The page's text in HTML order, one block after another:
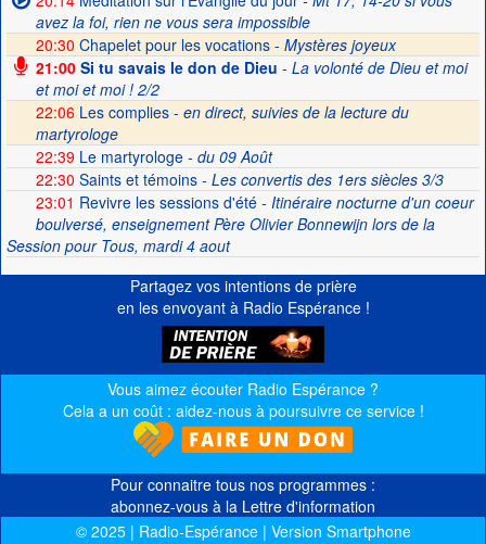
avez la foi, rien ne vous sera impossible
20:30 Chapelet pour les vocations - Mystères joyeux
21:00Si tu savais le don de Dieu - La volonté de Dieu et moi
et moi et moi ! 2/2
22:06 Les complies - en direct, suivies de la lecture du
martyrologe
22:39Le martyrologe- du 09 Août
22:30 Saints et témoins- Les convertis des 1ers siècles 3/3
23:01 Revivre les sessions d'été- Itinéraire nocturne d'un coeur
boulversé, enseignement Père Olivier Bonnewijn lors de la
Session pour Tous, mardi 4 aout
Partagez vos intentions de prière
en les envoyant à Radio Espérance !
Vous aimez écouter Radio Espérance ?
Cela a un coût : aidez-nous à poursuivre ce service !
Pour connaitre tous nos programmes :
abonnez-vous à la Lettre d'information
© 2025 | Radio-Espérance | Version Smartphone